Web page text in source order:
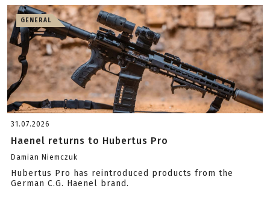
GENERAL
31.07.2026
Haenel returns to Hubertus Pro
Damian Niemczuk
Hubertus Pro has reintroduced products from the
German C.G. Haenel brand.